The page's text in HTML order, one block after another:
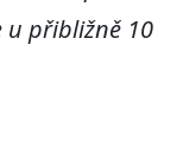
u přibližně 10